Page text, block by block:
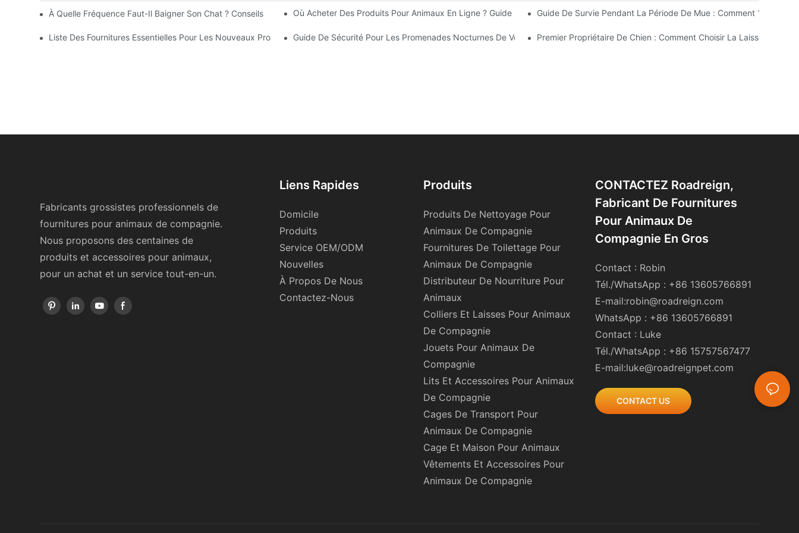
À Quelle Fréquence Faut-Il Baigner Son Chat ? Conseils Pour Un Bain En Douceur, Du Point De Vue De Votre Félin.
Où Acheter Des Produits Pour Animaux En Ligne ? Guide Des Produits Pour Animaux En GrosGuide De Survie Pendant La Période De Mue : Comment 10
Liste Des Fournitures Essentielles Pour Les Nouveaux Propriétaires De Chats Et De ChiensGuide De Sécurité Pour Les Promenades Nocturnes De Votre Chien En Été 2026 : Au-Delà Des Bandes Réfléchissantes – Que Vous
Premier Propriétaire De Chien : Comment Choisir La Laisse Et Le
Fabricants grossistes professionnels de
fournitures pour animaux de compagnie.
Nous proposons des centaines de
produits et accessoires pour animaux,
pour un achat et un service tout-en-un.
Liens Rapides
Domicile
Produits
Service OEM/ODM
Nouvelles
À Propos De Nous
Contactez-Nous
Produits
Produits De Nettoyage Pour
Animaux De Compagnie
Fournitures De Toilettage Pour
Animaux De Compagnie
Distributeur De Nourriture Pour
Animaux
Colliers Et Laisses Pour Animaux
De Compagnie
Jouets Pour Animaux De
Compagnie
Lits Et Accessoires Pour Animaux
De Compagnie
Cages De Transport Pour
Animaux De Compagnie
Cage Et Maison Pour Animaux
Vêtements Et Accessoires Pour
Animaux De Compagnie
CONTACTEZ Roadreign,
Fabricant De Fournitures
Pour Animaux De
Compagnie En Gros
Contact : Robin
Tél./WhatsApp : +86 13605766891
E-mail:robin@roadreign.com
WhatsApp : +86 13605766891
Contact : Luke
Tél./WhatsApp : +86 15757567477
E-mail:luke@roadreignpet.com
CONTACT US